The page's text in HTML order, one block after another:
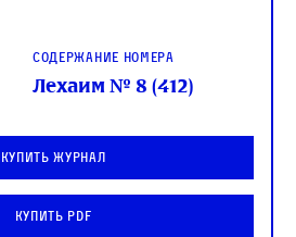
Содержание номера
Лехаим № 8 (412)
Купить журнал
Купить PDF